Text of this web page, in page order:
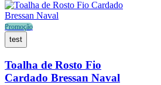
Promoção
test
Toalha de Rosto Fio
Cardado Bressan Naval